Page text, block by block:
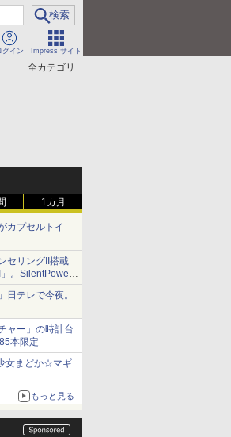
グイン Impress サイト
全カテゴリ
1カ月
カプセルトイ
セリングII搭載
。SilentPower
日テレで今夜。
ャー」の時計台
本限定
女まどか☆マギ
もっと見る